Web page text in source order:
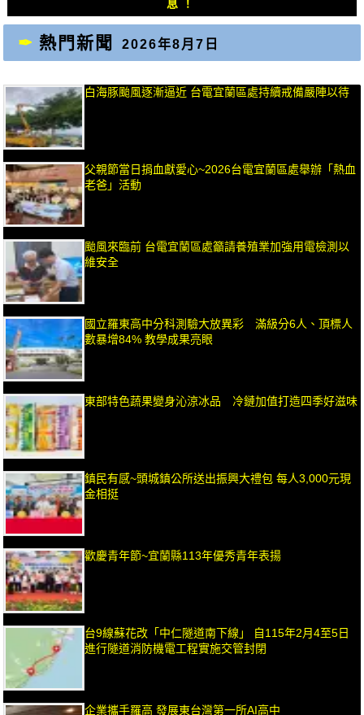
息！
熱門新聞 2026年8月7日
白海豚颱風逐漸逼近 台電宜蘭區處持續戒備嚴陣以待
父親節當日捐血獻愛心~2026台電宜蘭區處舉辦「熱血
老爸」活動
颱風來臨前 台電宜蘭區處籲請養殖業加強用電檢測以
維安全
國立羅東高中分科測驗大放異彩 滿級分6人、頂標人
數暴增84% 教學成果亮眼
東部特色蔬果變身沁涼冰品 冷鏈加值打造四季好滋味
鎮民有感~頭城鎮公所送出振興大禮包 每人3,000元現
金相挺
歡慶青年節~宜蘭縣113年優秀青年表揚
台9線蘇花改「中仁隧道南下線」 自115年2月4至5日
進行隧道消防機電工程實施交管封閉
企業攜手羅高 發展東台灣第一所AI高中